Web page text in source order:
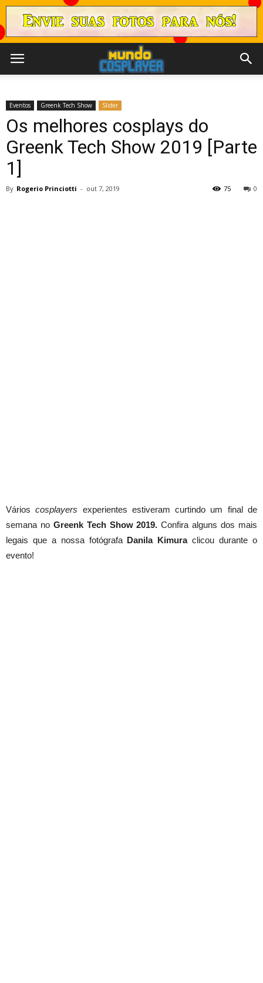
Eventos Greenk Tech Show Slider
Os melhores cosplays do
Greenk Tech Show 2019 [Parte
1]
By Rogerio Princiotti - out 7, 2019 0
75
Várioscosplayers experientes estiveram curtindo um final de
semana no Greenk Tech Show 2019. Confira alguns dos mais
legais que a nossa fotógrafa Danila Kimuraclicou durante o
evento!